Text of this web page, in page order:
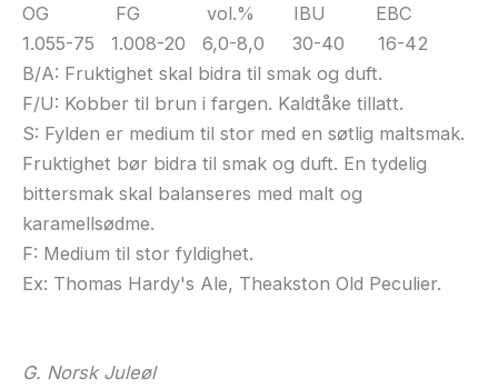
OG FG vol.% IBU EBC
1.055-75 1.008-20 6,0-8,0 30-40 16-42
B/A: Fruktighet skal bidra til smak og duft.
F/U: Kobber til brun i fargen. Kaldtåke tillatt.
S: Fylden er medium til stor med en søtlig maltsmak.
Fruktighet bør bidra til smak og duft. En tydelig
bittersmak skal balanseres med malt og
karamellsødme.
F: Medium til stor fyldighet.
Ex: Thomas Hardy's Ale, Theakston Old Peculier.
G. Norsk Juleøl